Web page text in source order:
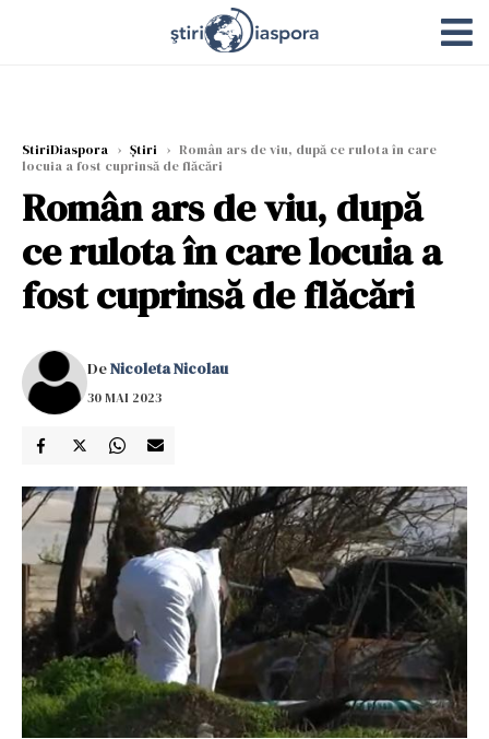
StiriDiaspora › Știri › Român ars de viu, după ce rulota în care
locuia a fost cuprinsă de flăcări
Român ars de viu, după
ce rulota în care locuia a
fost cuprinsă de flăcări
DeNicoleta Nicolau
30 MAI 2023